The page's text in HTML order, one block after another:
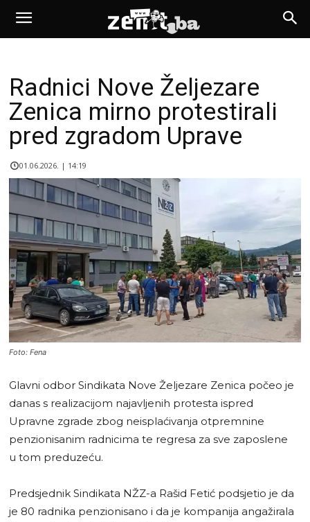
Radnici Nove Željezare
Zenica mirno protestirali
pred zgradom Uprave
01.06.2026. | 14:19
Foto: Fena
Glavni odbor Sindikata Nove Željezare Zenica počeo je
danas s realizacijom najavljenih protesta ispred
Upravne zgrade zbog neisplaćivanja otpremnine
penzionisanim radnicima te regresa za sve zaposlene
u tom preduzeću.
Predsjednik Sindikata NŽZ-a Rašid Fetić podsjetio je da
je 80 radnika penzionisano i da je kompanija angažirala